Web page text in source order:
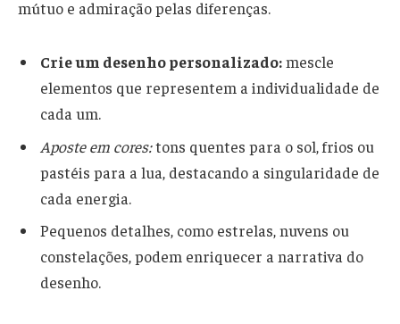
mútuo e admiração pelas diferenças.
Crie um desenho personalizado:mescle
elementos que representem a individualidade de
cada um.
Aposte em cores:tons quentes para o sol, frios ou
pastéis para a lua, destacando a singularidade de
cada energia.
Pequenos detalhes, como estrelas, nuvens ou
constelações, podem enriquecer a narrativa do
desenho.